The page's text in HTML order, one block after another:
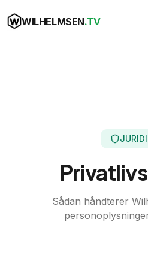
WILHELMSEN.TV
Privatlivs
Sådan håndterer